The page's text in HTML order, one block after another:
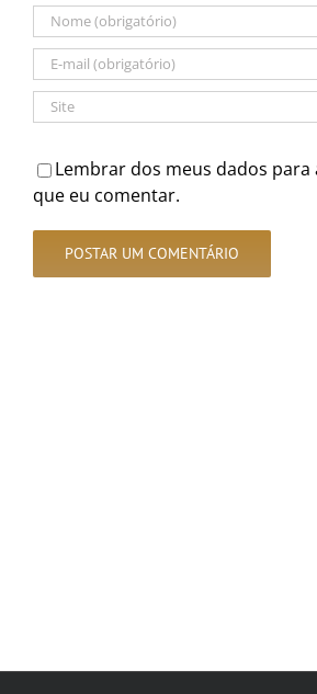
Lembrar dos meus dados para
que eu comentar.